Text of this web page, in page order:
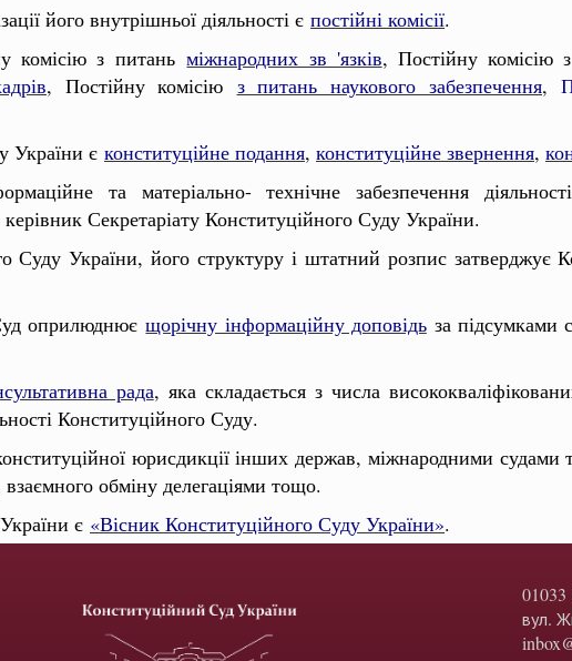
його внутрішньої діяльності є постійні комісії.
комісію з питаньміжнародних зв 'язків, Постійну комісію з
, Постійну комісію з питань наукового забезпечення,
України є конституційне подання, конституційне звернення,
та матеріально- технічне забезпечення
Секретаріату Конституційного Суду України.
Суду України, його структуру і штатний розпис затверджує
оприлюднюєщорічну інформаційну доповідьза підсумками
рада, яка складається з числа
Конституційного Суду.
юрисдикції інших держав, міжнародними судами
обміну делегаціями тощо.
є «Вісник Конституційного Суду України».
01033
вул.